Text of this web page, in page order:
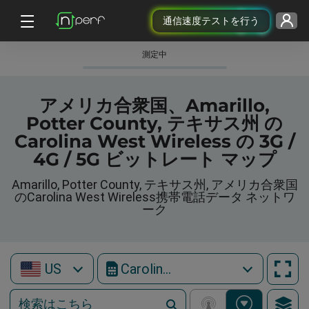
通信速度テストを行う
測定中
アメリカ合衆国、Amarillo,
Potter County, テキサス州 の
Carolina West Wireless の 3G /
4G / 5G ビットレート マップ
Amarillo, Potter County, テキサス州, アメリカ合衆国
のCarolina West Wireless携帯電話データ ネットワ
ーク
US Carolina West Wireless